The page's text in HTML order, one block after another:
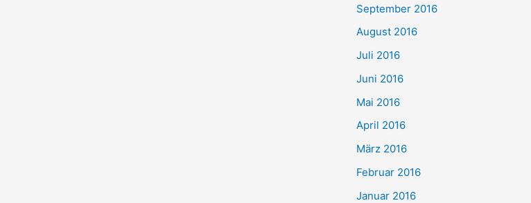
September 2016
August 2016
Juli 2016
Juni 2016
Mai 2016
April 2016
März 2016
Februar 2016
Januar 2016